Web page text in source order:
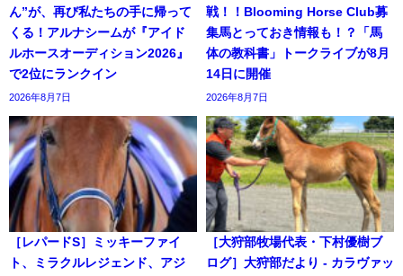
ん”が、再び私たちの手に帰って
くる！アルナシームが『アイド
ルホースオーディション2026』
で2位にランクイン
2026年8月7日
戦！！Blooming Horse Club募
集馬とっておき情報も！？「馬
体の教科書」トークライブが8月
14日に開催
2026年8月7日
［レパードS］ミッキーファイ
ト、ミラクルレジェンド、アジ
［大狩部牧場代表・下村優樹ブ
ログ］大狩部だより - カラヴァッ